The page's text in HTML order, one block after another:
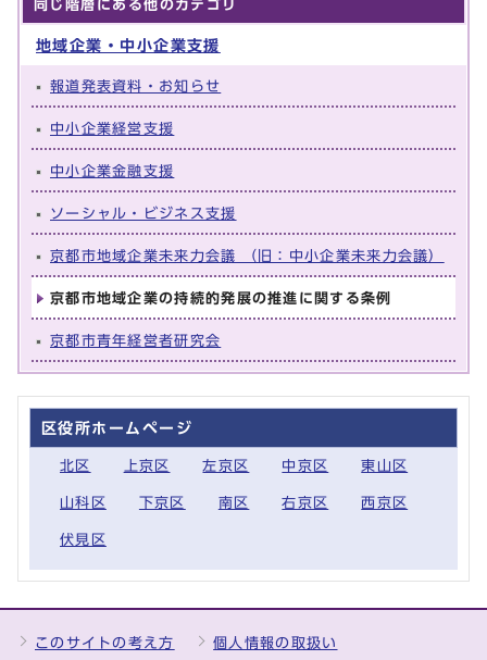
同じ階層にある他のカテゴリ
地域企業・中小企業支援
報道発表資料・お知らせ
中小企業経営支援
中小企業金融支援
ソーシャル・ビジネス支援
京都市地域企業未来力会議 （旧：中小企業未来力会議）
京都市地域企業の持続的発展の推進に関する条例
京都市青年経営者研究会
区役所ホームページ
北区 上京区 左京区 中京区 東山区
山科区 下京区 南区 右京区 西京区
伏見区
このサイトの考え方 個人情報の取扱い